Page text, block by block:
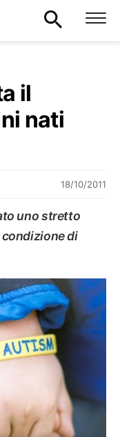
il
nati
18/10/2011
uno stretto
di